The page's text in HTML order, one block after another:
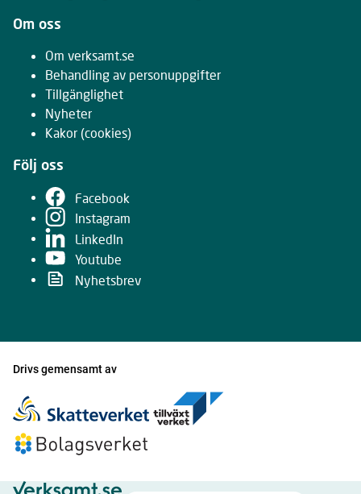
Om oss
Om verksamt.se
Behandling av personuppgifter
Tillgänglighet
Nyheter
Kakor (cookies)
Följ oss
Facebook
Instagram
LinkedIn
Youtube
Nyhetsbrev
Drivs gemensamt av